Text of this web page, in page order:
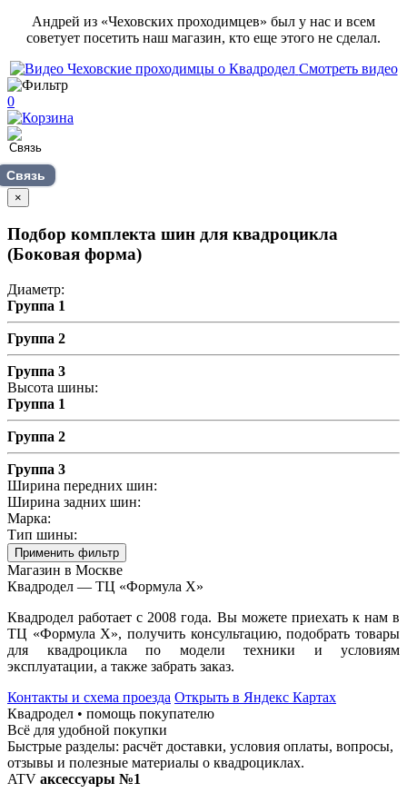
Андрей из «Чеховских проходимцев» был у нас и всем
советует посетить наш магазин, кто еще этого не сделал.
Смотреть видео
0
Связь
×
Подбор комплекта шин для квадроцикла
(Боковая форма)
Диаметр:
Группа 1
Группа 2
Группа 3
Высота шины:
Группа 1
Группа 2
Группа 3
Ширина передних шин:
Ширина задних шин:
Марка:
Тип шины:
Применить фильтр
Магазин в Москве
Квадродел — ТЦ «Формула Х»
Квадродел работает с 2008 года. Вы можете приехать к нам в
ТЦ «Формула Х», получить консультацию, подобрать товары
для квадроцикла по модели техники и условиям
эксплуатации, а также забрать заказ.
Контакты и схема проезда Открыть в Яндекс Картах
Квадродел • помощь покупателю
Всё для удобной покупки
Быстрые разделы: расчёт доставки, условия оплаты, вопросы,
отзывы и полезные материалы о квадроциклах.
ATV аксессуары №1